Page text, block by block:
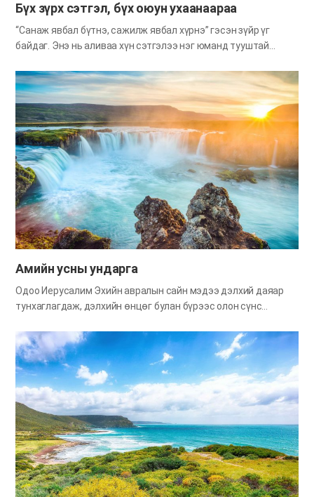
Бүх зүрх сэтгэл, бүх оюун ухаанаараа
“Санаж явбал бүтнэ, сажилж явбал хүрнэ” гэсэн зүйр үг
байдаг. Энэ нь аливаа хүн сэтгэлээ нэг юманд тууштай
хүмүүс ихэнхдээ янз янзаар л төлөвлөгөө гаргадаг ч жилийн
эцэс болохоор тэр гаргасан зорилгынх нь ихэнх биелээгүй
байх талтай. Энэ тэр гээд, юм юм хийх гэдэг хүн эцэстээ
олигтой ч хийсэн юмгүй үлдэх нь бий. Харин нэг л зорилгын
төлөө тууштай зүтгэдэг хүнийг хараад байхад эрт орой
хэзээ нэгэн цагт зорьсондоо заавал хүрдэг. Бүх сэтгэлээрээ
хийвэл боломжгүй ажил байхгүй Далайн эрэг дээр
амьдардаг чийгийн улаан хорхойд зэр зэвсэг болчихмоор
эрхтэн гэж байхгүй, бие нь нилдээ зөөлөн юм байж нүх сайн
ухдаг. Харин чийгийн улааныг бодвол хавч бие хаа сайтай ч
өөрийн гэсэн гэр оронтой…
Амийн усны ундарга
Одоо Иерусалим Эхийн авралын сайн мэдээ дэлхий даяар
тунхаглагдаж, дэлхийн өнцөг булан бүрээс олон сүнс
үнэний сургаал нь хүн төрөлхтний хаалттай байсан
сэтгэлийн үүдийг нээх эрхэм чухал сүнслэг түлхүүр болоод
байна. Ямар гайхалтай хэрэг вэ! Олон жил бидний тараасан
сайн мэдээг сонсоогүй хүмүүсийн сэтгэл нь богино
хугацаанд нээгдэж, энэ үнэн рүү маш хурдан ирж байна.
Эхийн үнэн байхгүй бол ингэж биелэх нь үнэхээр боломжгүй
хэрэг юм. Библид амийн ус Иерусалимаас урсан гарч, ус
урсах газар бүрд нь амьд амьтан амьдрах болно гэж
зөгнөсөн. Амийн усны ундаргын талаар судалж үзэнгээ хүн
төрөлхтнийг амийн усны ундарга руу хөтөлж буй Бурханы
хайрыг дахин нэг ухаарцгаая. Сүнслэг өлсгөлөнд нэрвэгдсэн